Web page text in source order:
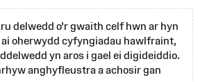
delwedd o'r gwaith celf hwn ar hyn
ai oherwydd cyfyngiadau hawlfraint,
yn aros i gael ei digideiddio.
anghyfleustra a achosir gan